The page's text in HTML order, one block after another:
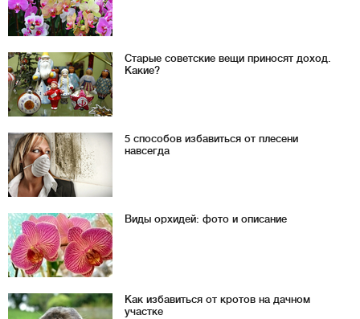
Старые советские вещи приносят доход.
Какие?
5 способов избавиться от плесени
навсегда
Виды орхидей: фото и описание
Как избавиться от кротов на дачном
участке